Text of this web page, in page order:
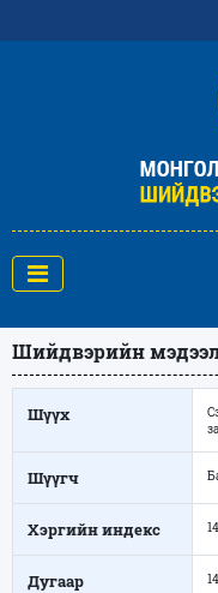
Шийдвэрийн
Шүүх
Шүүгч
Хэргийн индекс
Дугаар 14